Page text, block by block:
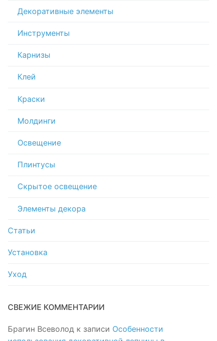
Декоративные элементы
Инструменты
Карнизы
Клей
Краски
Молдинги
Освещение
Плинтусы
Скрытое освещение
Элементы декора
Статьи
Установка
Уход
СВЕЖИЕ КОММЕНТАРИИ
Брагин Всеволод к записи Особенности